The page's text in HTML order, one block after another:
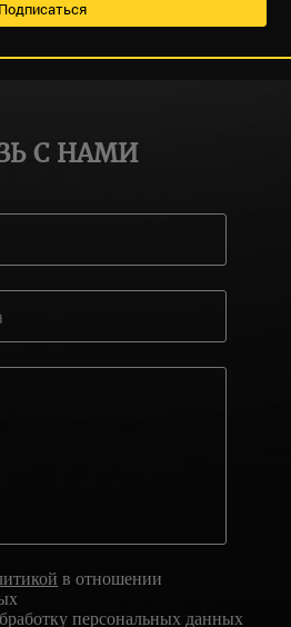
С НАМИ
в отношении
персональных данных